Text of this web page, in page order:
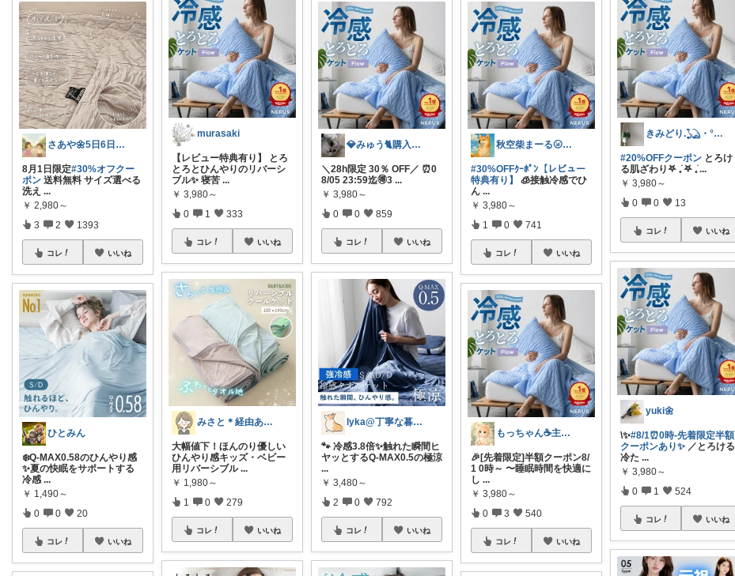
さあや🌼5日6日有難うございます
8月1日限定#30%オフクー
ポン 送料無料 サイズ選べる
洗え ...
￥ 2,980～
3 2 1393
コレ いいね
ひとみん
❄️Q-MAX0.58のひんやり感
✨夏の快眠をサポートする
冷感 ...
￥ 1,490～
0 0 20
コレ いいね
murasaki
【レビュー特典有り】 とろ
とろとひんやりのリバーシ
ブル✨ 寝苦 ...
￥ 3,980～
0 1 333
コレ いいね
みさと＊経由ありがとうございます🧡
大幅値下！ほんのり優しい
ひんやり感キッズ・ベビー
用リバーシブル ...
￥ 1,980～
1 0 279
コレ いいね
💎みゅう🐈購入感謝(❀ᴗ͈ˬᴗ͈)⁾
＼28h限定 30％ OFF／ ⏰0
8/05 23:59迄🉐3 ...
￥ 3,980～
0 0 859
コレ いいね
lyka@丁寧な暮らし
🐾 冷感3.8倍✨触れた瞬間ヒ
ヤッとするQ-MAX0.5の極涼
...
￥ 3,480～
2 0 792
コレ いいね
秋空柴まーる🌝優しい暮らしアイテム🐾
#30%OFFｸｰﾎﾟﾝ【レビュー
特典有り】
🧊接触冷感でひ
ん ...
￥ 3,980～
1 0 741
コレ いいね
もっちゃん☕主婦の癒しとご褒美ROOM
🎉[先着限定]半額クーポン8/
1 0時～ 〜睡眠時間を快適に
し ...
￥ 3,980～
0 3 540
コレ いいね
きみどり.𓆏・°いつも感謝です
#20%OFFクーポン とろけ
る肌ざわり𖤐 𓈒࣪ 𖤐 𓈒࣪...
￥ 3,980～
0 0 13
コレ いいね
yuki🌼
\✨#8/1⏰0時-先着限定半額
クーポンあり✨ ／とろける
冷た ...
￥ 3,980～
0 1 524
コレ いいね